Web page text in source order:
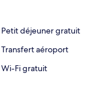
Petit déjeuner gratuit
Transfert aéroport
Wi-Fi gratuit